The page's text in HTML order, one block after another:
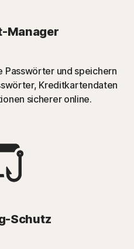
Manager
Passwörter und speichern
Kreditkartendaten
sicherer online.
Schutz